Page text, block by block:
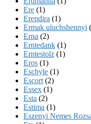
Ere (1)
Erendira (1)
Ermak uluchshennyi
Erna (2)
Erntedank (1)
Erntestolz (1)
Eros (1)
Eschyle (1)
Escort (2)
Essex (1)
Esta (2)
Estima (1)
Eszenyi Nemes